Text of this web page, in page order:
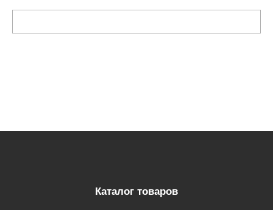
Каталог товаров